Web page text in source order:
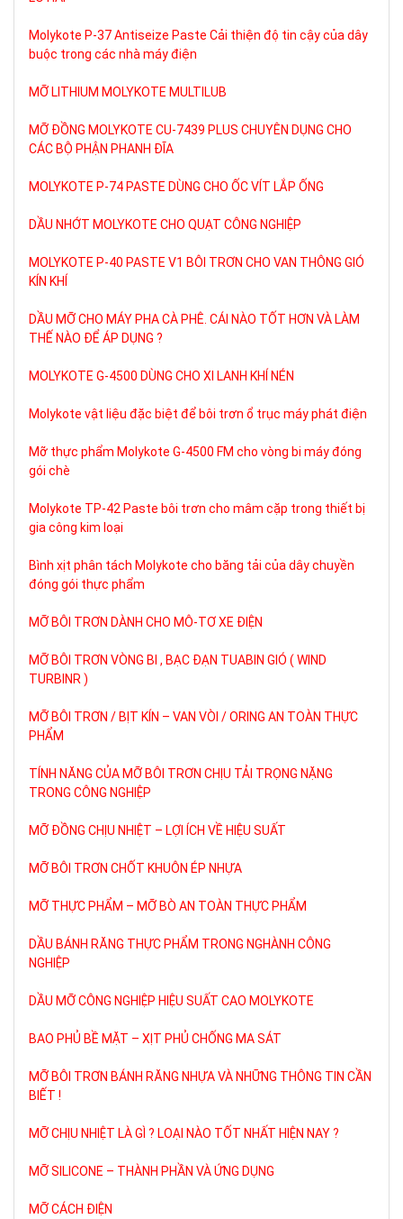
Molykote P-37 Antiseize Paste Cải thiện độ tin cậy của dây
buộc trong các nhà máy điện
MỠ LITHIUM MOLYKOTE MULTILUB
MỠ ĐỒNG MOLYKOTE CU-7439 PLUS CHUYÊN DỤNG CHO
CÁC BỘ PHẬN PHANH ĐĨA
MOLYKOTE P-74 PASTE DÙNG CHO ỐC VÍT LẮP ỐNG
DẦU NHỚT MOLYKOTE CHO QUẠT CÔNG NGHIỆP
MOLYKOTE P-40 PASTE V1 BÔI TRƠN CHO VAN THÔNG GIÓ
KÍN KHÍ
DẦU MỠ CHO MÁY PHA CÀ PHÊ. CÁI NÀO TỐT HƠN VÀ LÀM
THẾ NÀO ĐỂ ÁP DỤNG ?
MOLYKOTE G-4500 DÙNG CHO XI LANH KHÍ NÉN
Molykote vật liệu đặc biệt để bôi trơn ổ trục máy phát điện
Mỡ thực phẩm Molykote G-4500 FM cho vòng bi máy đóng
gói chè
Molykote TP-42 Paste bôi trơn cho mâm cặp trong thiết bị
gia công kim loại
Bình xịt phân tách Molykote cho băng tải của dây chuyền
đóng gói thực phẩm
MỠ BÔI TRƠN DÀNH CHO MÔ-TƠ XE ĐIỆN
MỠ BÔI TRƠN VÒNG BI , BẠC ĐẠN TUABIN GIÓ ( WIND
TURBINR )
MỠ BÔI TRƠN / BỊT KÍN – VAN VÒI / ORING AN TOÀN THỰC
PHẨM
TÍNH NĂNG CỦA MỠ BÔI TRƠN CHỊU TẢI TRỌNG NẶNG
TRONG CÔNG NGHIỆP
MỠ ĐỒNG CHỊU NHIỆT – LỢI ÍCH VỀ HIỆU SUẤT
MỠ BÔI TRƠN CHỐT KHUÔN ÉP NHỰA
MỠ THỰC PHẨM – MỠ BÒ AN TOÀN THỰC PHẨM
DẦU BÁNH RĂNG THỰC PHẨM TRONG NGHÀNH CÔNG
NGHIỆP
DẦU MỠ CÔNG NGHIỆP HIỆU SUẤT CAO MOLYKOTE
BAO PHỦ BỀ MẶT – XỊT PHỦ CHỐNG MA SÁT
MỠ BÔI TRƠN BÁNH RĂNG NHỰA VÀ NHỮNG THÔNG TIN CẦN
BIẾT !
MỠ CHỊU NHIỆT LÀ GÌ ? LOẠI NÀO TỐT NHẤT HIỆN NAY ?
MỠ SILICONE – THÀNH PHẦN VÀ ỨNG DỤNG
MỠ CÁCH ĐIỆN